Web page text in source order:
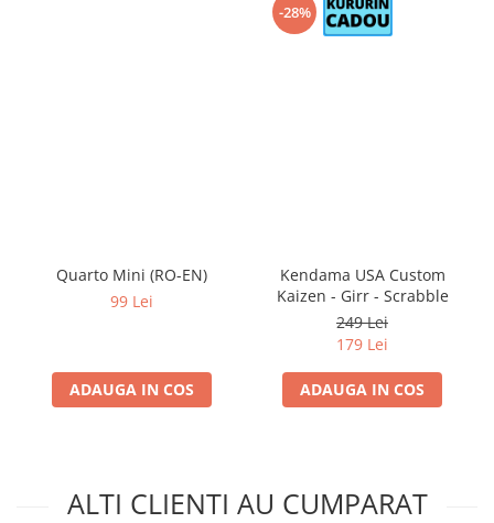
Quarto Mini (RO-EN)
99 Lei
ADAUGA IN COS
-28%
Kendama USA Custom
Kaizen - Girr - Scrabble
249 Lei
179 Lei
ADAUGA IN COS
ALTI CLIENTI AU CUMPARAT